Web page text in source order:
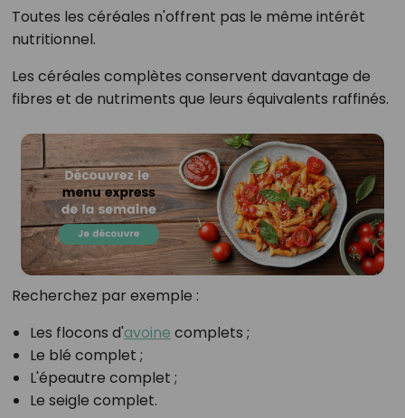
Toutes les céréales n'offrent pas le même intérêt
nutritionnel.
Les céréales complètes conservent davantage de
fibres et de nutriments que leurs équivalents raffinés.
Recherchez par exemple :
Les flocons d'avoine complets ;
Le blé complet ;
L'épeautre complet ;
Le seigle complet.